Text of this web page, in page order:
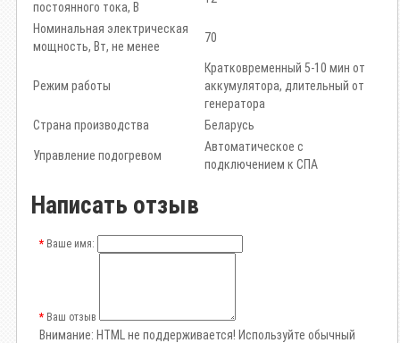
постоянного тока, В
Номинальная электрическая
мощность, Вт, не менее
70
Режим работы
Кратковременный 5-10 мин от
аккумулятора, длительный от
генератора
Страна производства
Беларусь
Управление подогревом
Автоматическое с
подключением к СПА
Написать отзыв
Ваше имя:
Ваш отзыв
Внимание: HTML не поддерживается! Используйте обычный